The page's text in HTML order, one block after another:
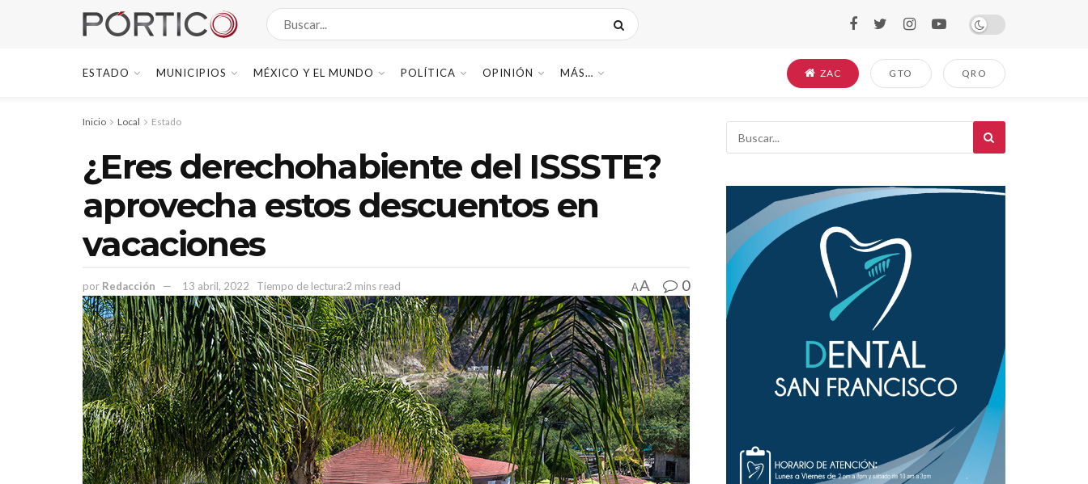
ESTADO MUNICIPIOS MÉXICO Y EL MUNDO POLÍTICA OPINIÓN MÁS… ZAC GTO QRO
Inicio Local Estado
¿Eres derechohabiente del ISSSTE?
aprovecha estos descuentos en
vacaciones
por Redacción 13 abril, 2022 Tiempo de lectura:2 mins read AA 0